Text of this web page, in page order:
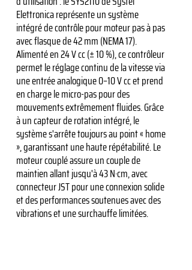
Elettronica représente un système
intégré de contrôle pour moteur pas à pas
avec flasque de 42 mm (NEMA 17).
Alimenté en 24 V cc (± 10 %), ce contrôleur
permet le réglage continu de la vitesse via
une entrée analogique 0–10 V cc et prend
en charge le micro-pas pour des
mouvements extrêmement fluides. Grâce
à un capteur de rotation intégré, le
système s'arrête toujours au point « home
», garantissant une haute répétabilité. Le
moteur couplé assure un couple de
maintien allant jusqu'à 43 N·cm, avec
connecteur JST pour une connexion solide
et des performances soutenues avec des
vibrations et une surchauffe limitées.